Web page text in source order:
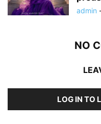
admin
NO
LOG IN TO